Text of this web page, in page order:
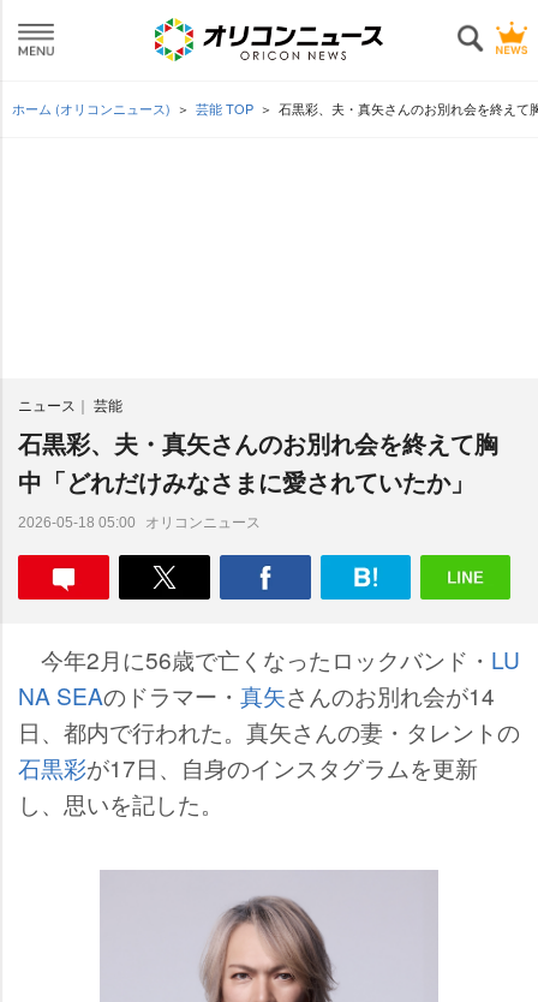
ホーム (オリコンニュース) 芸能 TOP 石黒彩、夫・真矢さんのお別れ会を終え
ニュース 芸能
石黒彩、夫・真矢さんのお別れ会を終えて胸
中「どれだけみなさまに愛されていたか」
2026-05-18 05:00 オリコンニュース
今年2月に56歳で亡くなったロックバンド・ LU
NA SEAのドラマー・ 真矢さんのお別れ会が14
日、都内で行われた。真矢さんの妻・タレントの
石黒彩が17日、自身のインスタグラムを更新
し、思いを記した。